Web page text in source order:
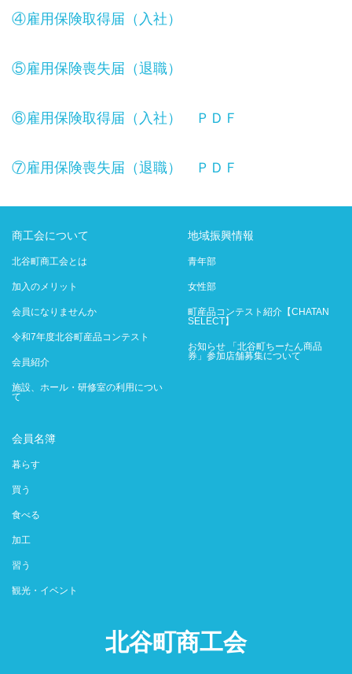
④雇用保険取得届（入社）
⑤雇用保険喪失届（退職）
⑥雇用保険取得届（入社） ＰＤＦ
⑦雇用保険喪失届（退職） ＰＤＦ
商工会について
北谷町商工会とは
加入のメリット
会員になりませんか
令和7年度北谷町産品コンテスト
会員紹介
施設、ホール・研修室の利用につい
て
地域振興情報
青年部
女性部
町産品コンテスト紹介【CHATAN
SELECT】
お知らせ 「北谷町ちーたん商品
券」参加店舗募集について
会員名簿
暮らす
買う
食べる
加工
習う
観光・イベント
北谷町商工会